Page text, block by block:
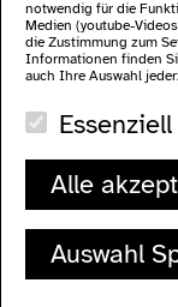
zugänglichkeit
allgemein
wc's
verkehrsmittel
ausland
Lychener Str.
10437 Berlin
notwendig für die
Medien (youtube-
die Zustimmung zum
Informationen finden
auch Ihre Auswahl
Essenziell
Alle
Auswahl